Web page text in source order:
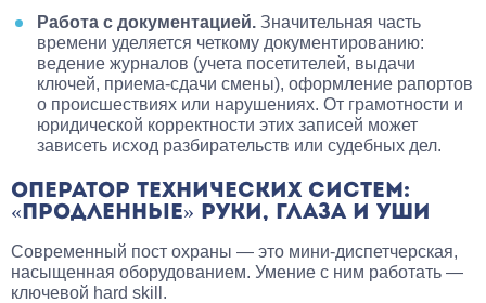
Работа с документацией. Значительная часть
времени уделяется четкому документированию:
ведение журналов (учета посетителей, выдачи
ключей, приема-сдачи смены), оформление рапортов
о происшествиях или нарушениях. От грамотности и
юридической корректности этих записей может
зависеть исход разбирательств или судебных дел.
ОПЕРАТОР ТЕХНИЧЕСКИХ СИСТЕМ:
«ПРОДЛЕННЫЕ» РУКИ, ГЛАЗА И УШИ
Современный пост охраны — это мини-диспетчерская,
насыщенная оборудованием. Умение с ним работать —
ключевой hard skill.